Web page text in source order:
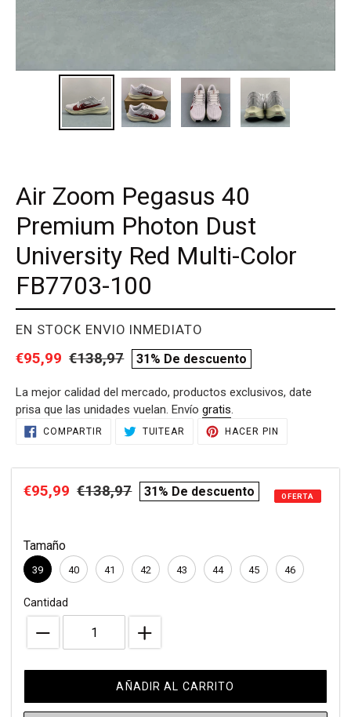
Air Zoom Pegasus 40
Premium Photon Dust
University Red Multi-Color
FB7703-100
PROVEEDOR
EN STOCK ENVIO INMEDIATO
Precio
venta
€95,99 Precio
€138,97
compare
31% De descuento
La mejor calidad del mercado, productos exclusivos, date
prisa que las unidades vuelan. Envío gratis.
Agregando
tu
compra
COMPARTIR COMPARTIRTUITEAR TUITEARHACER PIN
Precio
€95,99 Precio
€138,97
compare
31% De descuento OFERTA
Tamaño
39 40 41 42 43 44 45 46
Cantidad
AÑADIR AL CARRITO